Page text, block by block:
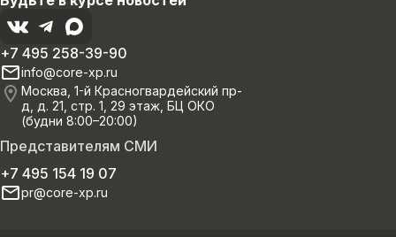
Представителям СМИ
+7 495 154 19 07
pr@core-xp.ru
+7 495 258-39-90
info@core-xp.ru
Москва, 1-й Красногвардейский пр-
д, д. 21, стр. 1, 29 этаж, БЦ ОКО
(будни 8:00–20:00)